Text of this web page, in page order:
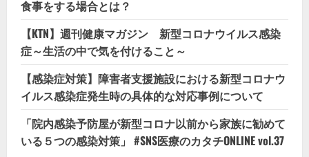
食事をする場合とは？
【KTN】週刊健康マガジン 新型コロナウイルス感染
症～生活の中で気を付けること～
【感染症対策】障害者支援施設における新型コロナウ
イルス感染症発生時の具体的な対応事例について
「院内感染予防屋が新型コロナ以前から家族に勧めて
いる５つの感染対策」 #SNS医療のカタチONLINE vol.37